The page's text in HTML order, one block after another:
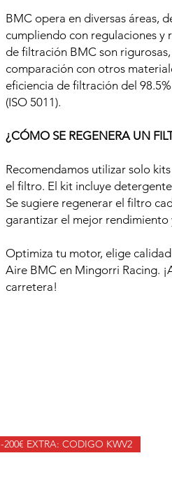
BMC opera en diversas áreas,
cumpliendo con regulaciones y
de filtración BMC son
comparación con otros
eficiencia de filtración del
(ISO 5011).
¿CÓMO SE REGENERA UN
Recomendamos utilizar solo
el filtro. El kit incluye
Se sugiere regenerar el filtro
garantizar el mejor rendimiento
Optimiza tu motor, elige
Aire BMC en Mingorri Racing.
carretera!
-200€ EXTRA: CODIGO KWV2